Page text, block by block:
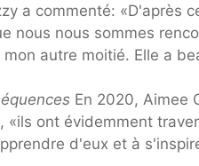
a commenté: «D'après
nous nous sommes
autre moitié. Elle a
En 2020, Aimee
«ils ont évidemment
d'eux et à